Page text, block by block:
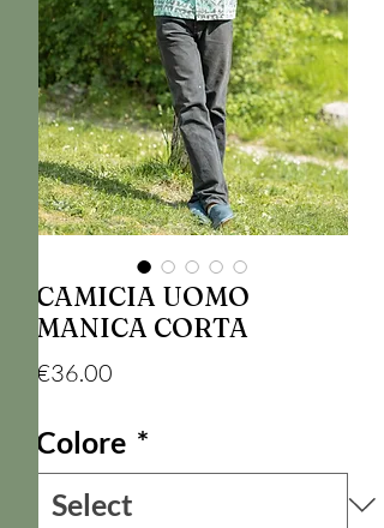
CAMICIA UOMO
MANICA CORTA
€36.00
Colore *